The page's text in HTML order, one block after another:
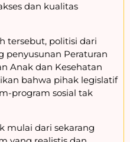
dan kualitas
tersebut, politisi dari
penyusunan Peraturan
Anak dan Kesehatan
bahwa pihak legislatif
program sosial tak
mulai dari sekarang